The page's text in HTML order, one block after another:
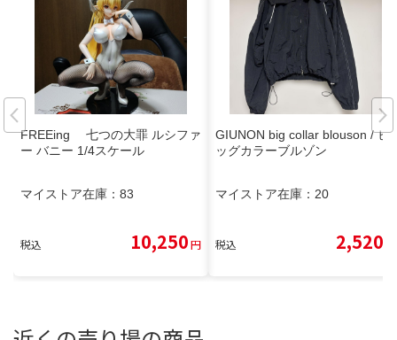
FREEing 七つの大罪 ルシファ
ー バニー 1/4スケール
マイストア在庫： 83
税込 10,250円
GIUNON big collar blouson / ビ
ッグカラーブルゾン
マイストア在庫： 20
税込 2,520